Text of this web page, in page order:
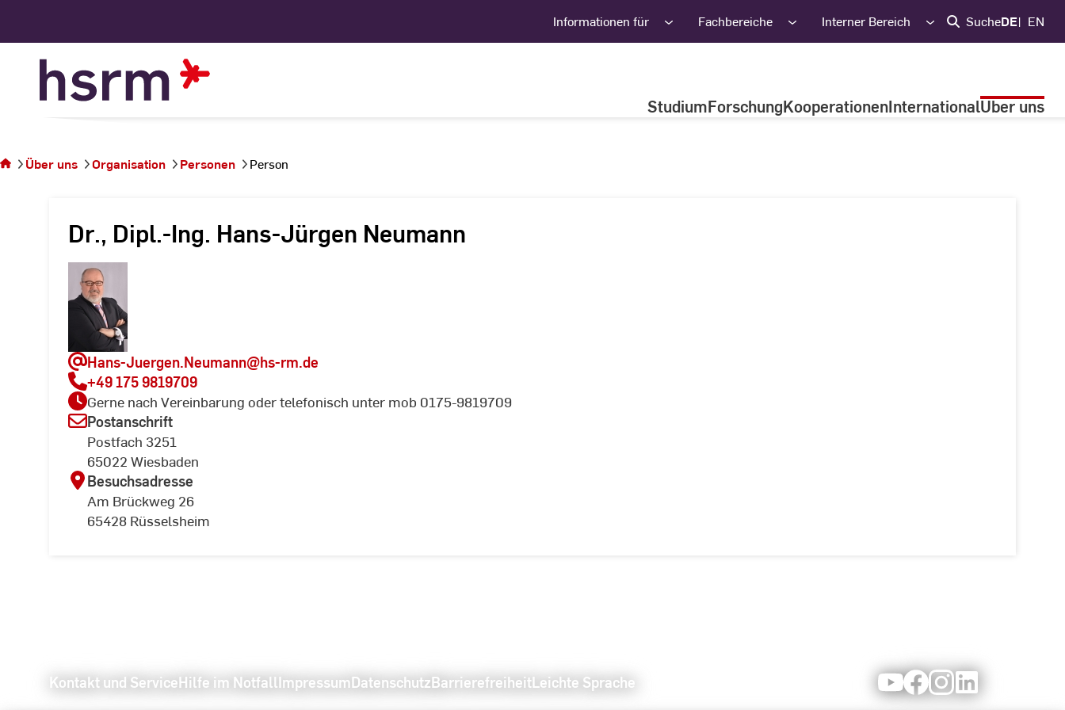
Informationen für Fachbereiche Interner Bereich SucheDE EN
StudiumForschungKooperationenInternationalÜber uns
sich auf
der
Über uns Organisation Personen Person
Dr., Dipl.-Ing. Hans-Jürgen Neumann
Hans-Juergen.Neumann@hs-rm.de
+49 175 9819709
Gerne nach Vereinbarung oder telefonisch unter mob 0175-9819709
Postanschrift
Postfach 3251
65022 Wiesbaden
Besuchsadresse
Am Brückweg 26
65428 Rüsselsheim
Kontakt und ServiceHilfe im NotfallImpressumDatenschutzBarrierefreiheitLeichte Sprache YoutubeFacebookInstagram